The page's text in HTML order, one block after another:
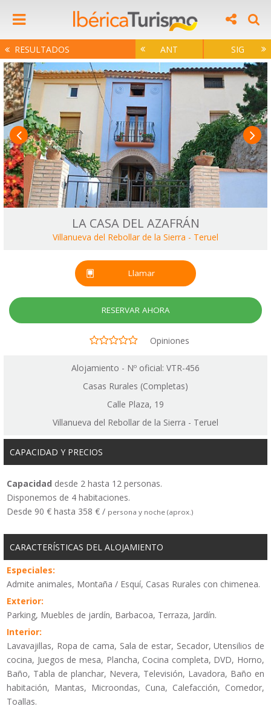
RESULTADOS ANT SIG
LA CASA DEL AZAFRÁN
Villanueva del Rebollar de la Sierra - Teruel
Llamar
RESERVAR AHORA
Opiniones
Alojamiento - Nº oficial: VTR-456
Casas Rurales (Completas)
Calle Plaza, 19
Villanueva del Rebollar de la Sierra - Teruel
CAPACIDAD Y PRECIOS
Capacidad desde 2 hasta 12 personas.
Disponemos de 4 habitaciones.
Desde 90 € hasta 358 € / persona y noche (aprox.)
CARACTERÍSTICAS DEL ALOJAMIENTO
Especiales:
Admite animales, Montaña / Esquí, Casas Rurales con chimenea.
Exterior:
Parking, Muebles de jardín, Barbacoa, Terraza, Jardín.
Interior:
Lavavajillas, Ropa de cama, Sala de estar, Secador, Utensilios de
cocina, Juegos de mesa, Plancha, Cocina completa, DVD, Horno,
Baño, Tabla de planchar, Nevera, Televisión, Lavadora, Baño en
habitación, Mantas, Microondas, Cuna, Calefacción, Comedor,
Toallas.